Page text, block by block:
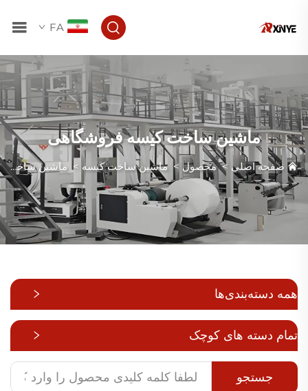
FA
ماشین ساخت کیسه فروشگاهی
صفحه اصلی >محصول >ماشین ساخت کیسه >ماشین ساخت کیسه فروشگاهی
همه دسته‌بندی‌ها
تمام دسته های کوچک
جستجو